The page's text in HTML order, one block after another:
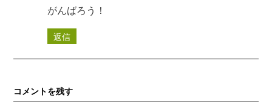
がんばろう！
返信
コメントを残す